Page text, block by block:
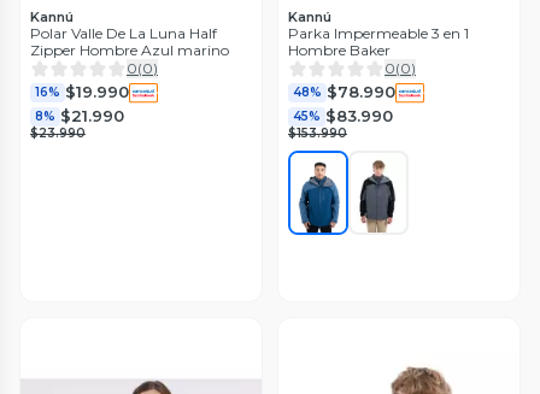
Kannú
Polar Valle De La Luna Half
Zipper Hombre Azul marino
0(0)
16% $19.990
8% $21.990
$23.990
Kannú
Parka Impermeable 3 en 1
Hombre Baker
0(0)
48% $78.990
45% $83.990
$153.990